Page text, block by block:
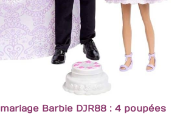
Barbie DJR88 : 4 poupées